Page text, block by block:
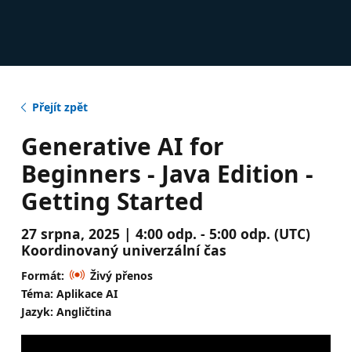
Přejít zpět
Generative AI for
Beginners - Java Edition -
Getting Started
27 srpna, 2025 | 4:00 odp. - 5:00 odp. (UTC)
Koordinovaný univerzální čas
Formát:
Živý přenos
Téma: Aplikace AI
Jazyk: Angličtina